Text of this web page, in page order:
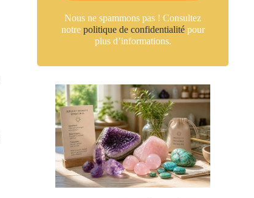
Nous ne spammons pas ! Consultez
notre politique de confidentialitépour
plus d’informations.